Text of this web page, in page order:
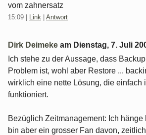
vom zahnersatz
15:09 Link Antwort
Dirk Deimeke am Dienstag, 7. Juli
Ich stehe zu der Aussage, dass
Problem ist, wohl aber Restore ...
wirklich eine nette Lösung, die einfach
funktioniert.
Bezüglich Zeitmanagement: Ich hänge
bin aber ein grosser Fan davon,